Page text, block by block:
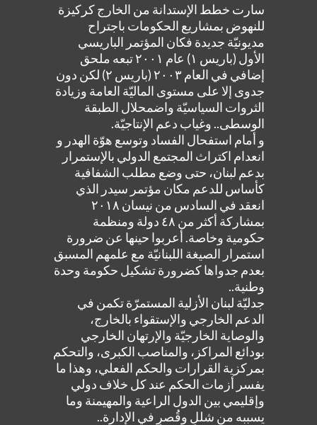
سارت خطط الإستدانة من الخارج كركيزة
للنهوض بمشاريع الحكومات باجتراح
مديونيّة جديدة فكان المؤتمر الباريسي
الأول (باريس ١) عام ٢٠٠١ تبعه ملحق
إضافي في العام ٢٠٠٣ (باريس ٢) لكن دون
جدوى إلا على مستوى الماليّة العامة وزيادة
الثروات السياسيّة واضمحلال الطبقة
الوسطى.. وغياب دعم الإنتاجيّة.
و أمام استفحال الفساد وتوسع هوّة الهدر و
انعدام اكتراث المجتمع الدولي بالإستمرار
بدعم لبنان، حتى وضع مطلب الشفافية
كأساس للدعم مكان مؤتمر سيدر الذي
انعقد في السادس من نيسان ٢٠١٨
بمشاركة أكثر من ٤٨ دولة ومنظمة
حكومية وخاصة. أعربوا حينها عن ضرورة
استمرار الصيغة اللبنانيّة مع علمهم المسبق
بعدم جدواها كضرورة تشكيل حكومة وحدة
وطنية..
جدليّة لبنان الأزلية المستمرّة تكمن في
الدعم الخارجي والإستقواء بالخارج،
والوصاية الخارجيّة والإرتهان الخارجي
بودائع المراكز، والمناصب الكبرى، والتحكم
بمركزية القرارات والحكم الفعلي، وهذا ما
يفسر أزمات الحكم عند كل خلاف دولي
وإقليمي بين الدول الراعية والمهيمنة وما
يسببه من شللٍ وقُصرٍ في الإدارة..